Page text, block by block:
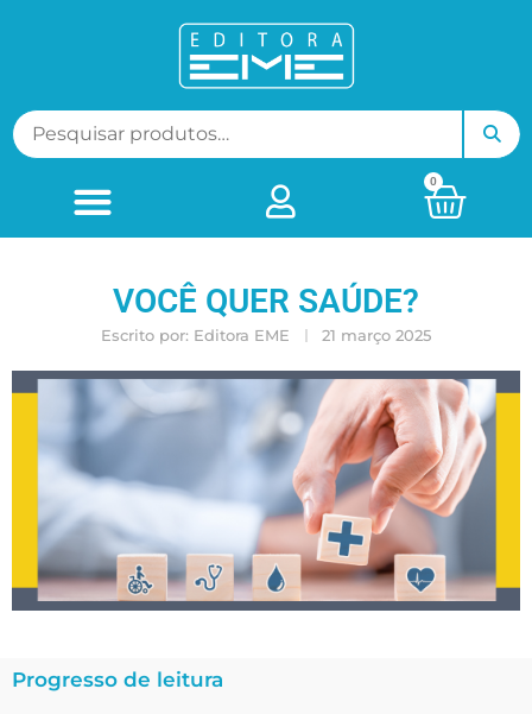
0
VOCÊ QUER SAÚDE?
Escrito por: Editora EME 21 março 2025
Progresso de leitura